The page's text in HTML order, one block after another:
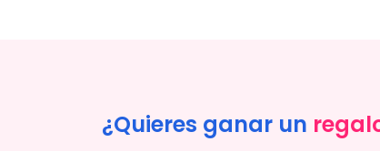
¿Quieres ganar un